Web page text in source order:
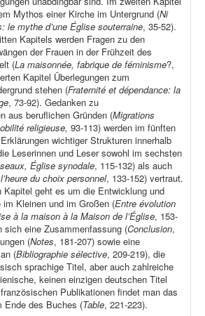
Mythos einer Kirche im Untergrund (Ni
le mythe d’une Église souterraine, 35-52).
Kapitels werden Fragen zu den
der Frauen in der Frühzeit des
(La maisonnée, fabrique de féminisme?,
Kapitel Überlegungen zum
stehen (Fraternité et dépendance: la
, 73-92). Gedanken zu
aus beruflichen Gründen (Migrations
religieuse, 93-113) werden im fünften
wichtiger Strukturen innerhalb
Leserinnen und Leser sowohl im sechsten
Église synodale, 115-132) als auch
du choix personnel, 133-152) vertraut.
Kapitel geht es um die Entwicklung und
Kleinen und im Großen (Entre évolution
à la maison à la Maison de l’Église, 153-
sich eine Zusammenfassung (Conclusion,
(Notes, 181-207) sowie eine
(Bibliographie sélective, 209-219), die
sprachige Titel, aber auch zahlreiche
keinen einzigen deutschen Titel
Publikationen findet man das
Ende des Buches (Table, 221-223).